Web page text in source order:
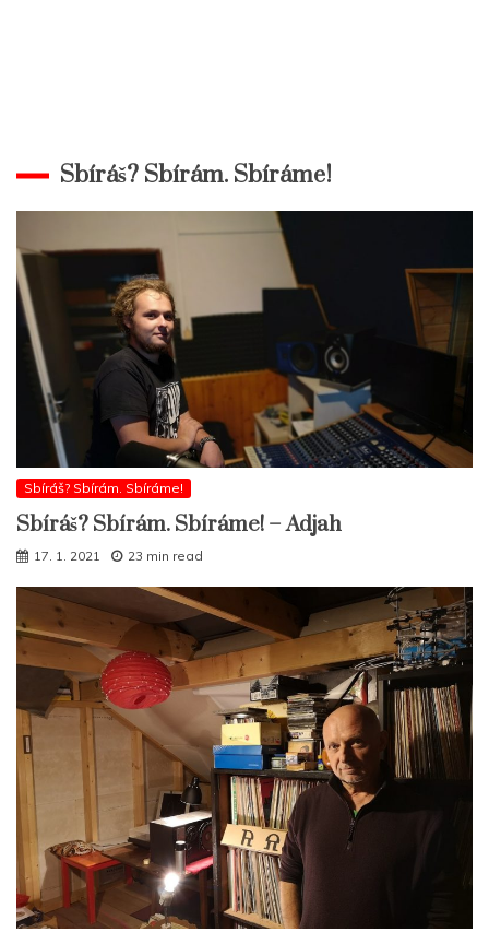
Sbíráš? Sbírám. Sbíráme!
Sbíráš? Sbírám. Sbíráme!
Sbíráš? Sbírám. Sbíráme! – Adjah
17. 1. 2021 23 min read